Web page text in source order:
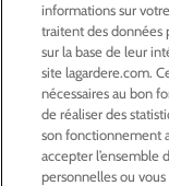
ACTIONNAIRES &
LA RSECHEZ
LA FONDATION
informations sur
traitent des données
sur la base de leur
site lagardere.com.
nécessaires au bon
de réaliser des
son fonctionnement
accepter l’ensemble
personnelles ou